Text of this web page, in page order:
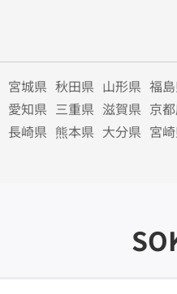
宮城県 秋田県 山形県 福
愛知県 三重県 滋賀県 京
長崎県 熊本県 大分県 宮